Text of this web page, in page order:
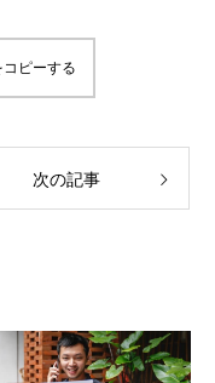
ピーする
次の記事